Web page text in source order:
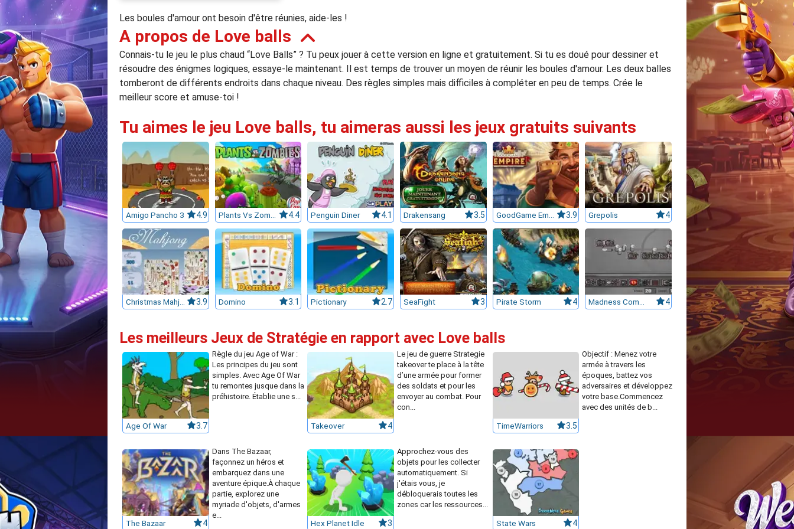
Les boules d'amour ont besoin d'être réunies, aide-les !
A propos de Love balls
Connais-tu le jeu le plus chaud “Love Balls” ? Tu peux jouer à cette version en ligne et gratuitement. Si tu es doué pour dessiner et
résoudre des énigmes logiques, essaye-le maintenant. Il est temps de trouver un moyen de réunir les boules d'amour. Les deux balles
tomberont de différents endroits dans chaque niveau. Des règles simples mais difficiles à compléter en peu de temps. Crée le
meilleur score et amuse-toi !
Tu aimes le jeu Love balls, tu aimeras aussi les jeux gratuits suivants
Amigo Pancho 3 4.9 Plants Vs Zombies 4.4 Penguin Diner 4.1 Drakensang 3.5 GoodGame Empire 3.9 Grepolis 4
Christmas Mahjong 3.9 Domino 3.1 Pictionary 2.7 SeaFight 3 Pirate Storm 4 Madness Combat Defense 4
Les meilleurs Jeux de Stratégie en rapport avec Love balls
Age Of War 3.7
Règle du jeu Age of War :
Les principes du jeu sont
simples. Avec Age Of War
tu remontes jusque dans la
préhistoire. Établie une s...
Takeover 4
Le jeu de guerre Strategie
takeover te place à la tête
d’une armée pour former
des soldats et pour les
envoyer au combat. Pour
con...
TimeWarriors 3.5
Objectif : Menez votre
armée à travers les
époques, battez vos
adversaires et développez
votre base.Commencez
avec des unités de b...
The Bazaar 4
Dans The Bazaar,
façonnez un héros et
embarquez dans une
aventure épique.À chaque
partie, explorez une
myriade d'objets, d'armes
e...
Hex Planet Idle 3
Approchez-vous des
objets pour les collecter
automatiquement. Si
j'étais vous, je
débloquerais toutes les
zones car les ressources...
State Wars 4